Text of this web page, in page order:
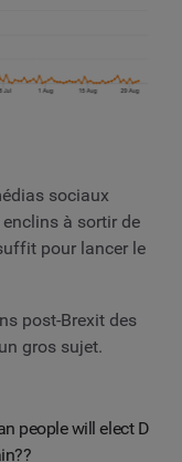
sociaux
à sortir de
pour lancer le
post-Brexit des
gros sujet.
people will elect D